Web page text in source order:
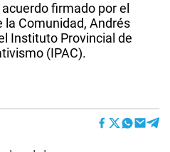
firmado por el
la Comunidad, Andrés
Instituto Provincial de
(IPAC).